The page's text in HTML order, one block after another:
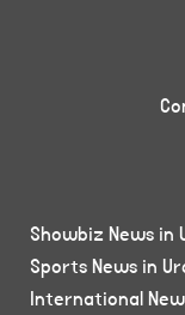
Showbiz News in
Sports News in
International